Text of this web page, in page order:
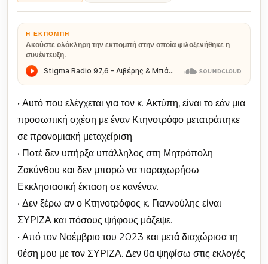
Η ΕΚΠΟΜΠΉ
Ακούστε ολόκληρη την εκπομπή στην οποία φιλοξενήθηκε η
συνέντευξη.
• Αυτό που ελέγχεται για τον κ. Ακτύπη, είναι το εάν μια
προσωπική σχέση με έναν Κτηνοτρόφο μετατράπηκε
σε προνομιακή μεταχείριση.
• Ποτέ δεν υπήρξα υπάλληλος στη Μητρόπολη
Ζακύνθου και δεν μπορώ να παραχωρήσω
Εκκλησιασική έκταση σε κανέναν.
• Δεν ξέρω αν ο Κτηνοτρόφος κ. Γιαννούλης είναι
ΣΥΡΙΖΑ και πόσους ψήφους μάζεψε.
• Από τον Νοέμβριο του 2023 και μετά διαχώρισα τη
θέση μου με τον ΣΥΡΙΖΑ. Δεν θα ψηφίσω στις εκλογές